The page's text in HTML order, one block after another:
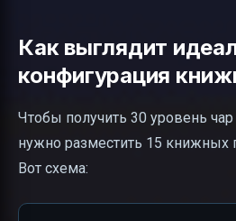
Как выглядит
конфигурация
Чтобы получить 30 уровень
нужно разместить 15 книжных
Вот схема: